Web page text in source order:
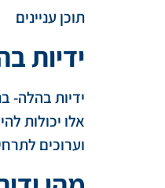
תוכן עניינים
ידיות
ידיות בהלה-
אלו יכולות
וערוכים